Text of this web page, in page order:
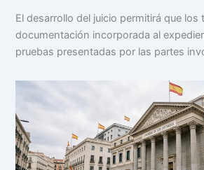
El desarrollo del juicio permitirá que los
documentación incorporada al
pruebas presentadas por las partes